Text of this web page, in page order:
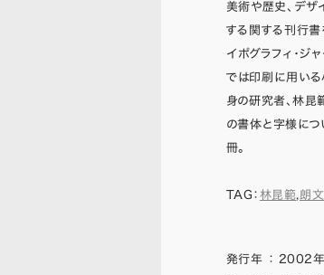
美術や歴史、デザ
する関する刊行書
イポグラフィ・ジ
では印刷に用いる
身の研究者、林昆
の書体と字様に
冊。
TAG： 林昆範,朗
発行年 ：
2002年